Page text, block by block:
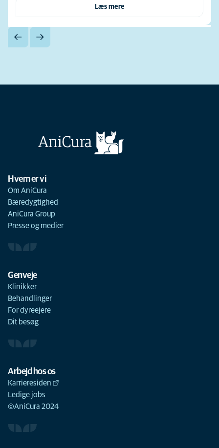
Læs mere
Hvem er vi
Om AniCura
Bæredygtighed
AniCura Group
Presse og medier
Genveje
Klinikker
Behandlinger
For dyreejere
Dit besøg
Arbejd hos os
Karrieresiden
Ledige jobs
©AniCura 2024